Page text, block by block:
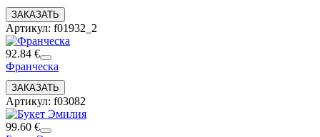
Артикул: f01932_2
92.84 €
Франческа
Артикул: f03082
99.60 €